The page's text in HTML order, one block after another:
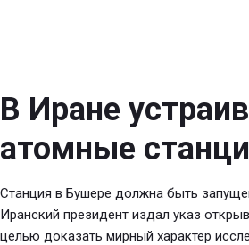
В Иране
атомные
Станция в Бушере должна быть
Иранский президент издал указ
целью доказать мирный характер